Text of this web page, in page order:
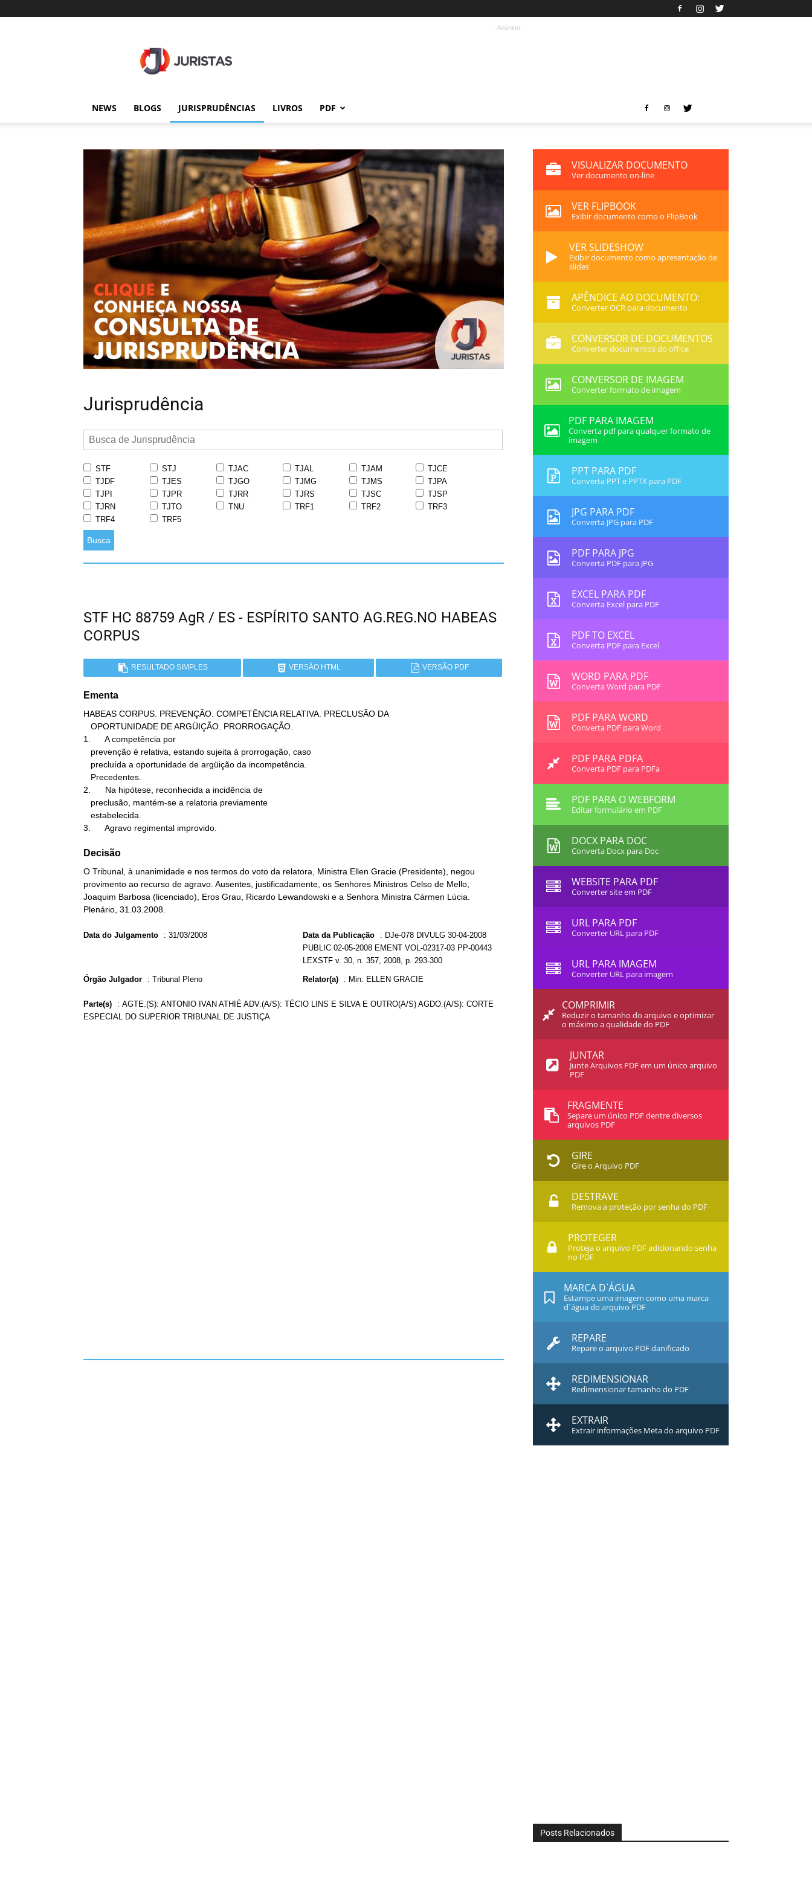
- Anúncio -
NEWS BLOGS JURISPRUDÊNCIAS LIVROS PDF
Jurisprudência
STF STJ TJAC TJAL TJAM
TJCE
TJDF
TJES TJGO TJMG TJMS
TJPA
TJPI
TJPR TJRR TJRS TJSC
TJSP
TJRN
TJTO TNU TRF1 TRF2
TRF3
TRF4
TRF5
Busca
STF HC 88759 AgR / ES - ESPÍRITO SANTO AG.REG.NO HABEAS
CORPUS
RESULTADO SIMPLES VERSÃO HTML VERSÃO PDF
Ementa
HABEAS CORPUS. PREVENÇÃO. COMPETÊNCIA RELATIVA. PRECLUSÃO DA
1.      A competência por
2.      Na hipótese, reconhecida a incidência de
3.      Agravo regimental improvido.
Decisão
O Tribunal, à unanimidade e nos termos do voto da relatora, Ministra Ellen Gracie (Presidente), negou
provimento ao recurso de agravo. Ausentes, justificadamente, os Senhores Ministros Celso de Mello,
Joaquim Barbosa (licenciado), Eros Grau, Ricardo Lewandowski e a Senhora Ministra Cármen Lúcia.
Plenário, 31.03.2008.
Data do Julgamento : 31/03/2008 Data da Publicação : DJe-078 DIVULG 30-04-2008
PUBLIC 02-05-2008 EMENT VOL-02317-03 PP-00443
LEXSTF v. 30, n. 357, 2008, p. 293-300
Órgão Julgador : Tribunal Pleno Relator(a) : Min. ELLEN GRACIE
Parte(s) : AGTE.(S): ANTONIO IVAN ATHIÉ ADV.(A/S): TÉCIO LINS E SILVA E OUTRO(A/S) AGDO.(A/S): CORTE
ESPECIAL DO SUPERIOR TRIBUNAL DE JUSTIÇA
VISUALIZAR DOCUMENTO
Ver documento on-line
VER FLIPBOOK
Exibir documento como o FlipBook
VER SLIDESHOW
Exibir documento como apresentação de
slides
APÊNDICE AO DOCUMENTO:
Converter OCR para documento
CONVERSOR DE DOCUMENTOS
Converter documentos do office
CONVERSOR DE IMAGEM
Converter formato de imagem
PDF PARA IMAGEM
Converta pdf para qualquer formato de
imagem
PPT PARA PDF
Converta PPT e PPTX para PDF
JPG PARA PDF
Converta JPG para PDF
PDF PARA JPG
Converta PDF para JPG
EXCEL PARA PDF
Converta Excel para PDF
PDF TO EXCEL
Converta PDF para Excel
WORD PARA PDF
Converta Word para PDF
PDF PARA WORD
Converta PDF para Word
PDF PARA PDFA
Converta PDF para PDFa
PDF PARA O WEBFORM
Editar formulário em PDF
DOCX PARA DOC
Converta Docx para Doc
WEBSITE PARA PDF
Converter site em PDF
URL PARA PDF
Converter URL para PDF
URL PARA IMAGEM
Converter URL para imagem
COMPRIMIR
Reduzir o tamanho do arquivo e optimizar
o máximo a qualidade do PDF
JUNTAR
Junte Arquivos PDF em um único arquivo
PDF
FRAGMENTE
Separe um único PDF dentre diversos
arquivos PDF
GIRE
Gire o Arquivo PDF
DESTRAVE
Remova a proteção por senha do PDF
PROTEGER
Proteja o arquivo PDF adicionando senha
no PDF
MARCA D`ÁGUA
Estampe uma imagem como uma marca
d`água do arquivo PDF
REPARE
Repare o arquivo PDF danificado
REDIMENSIONAR
Redimensionar tamanho do PDF
EXTRAIR
Extrair informações Meta do arquivo PDF
Posts Relacionados